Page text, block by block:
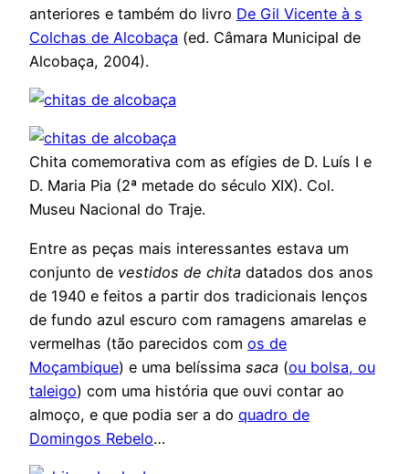
anteriores e também do livro De Gil Vicente à s
Colchas de Alcobaça (ed. Câmara Municipal de
Alcobaça, 2004).
Chita comemorativa com as efígies de D. Luís I e
D. Maria Pia (2ª metade do século XIX). Col.
Museu Nacional do Traje.
Entre as peças mais interessantes estava um
conjunto de vestidos de chita datados dos anos
de 1940 e feitos a partir dos tradicionais lenços
de fundo azul escuro com ramagens amarelas e
vermelhas (tão parecidos com os de
Moçambique) e uma belíssima saca (ou bolsa, ou
taleigo) com uma história que ouvi contar ao
almoço, e que podia ser a do quadro de
Domingos Rebelo…